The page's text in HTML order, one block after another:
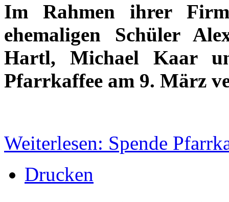
Im Rahmen ihrer
ehemaligen Schüler
Hartl, Michael Kaar
Pfarrkaffee am 9. März
Weiterlesen: Spende
Drucken